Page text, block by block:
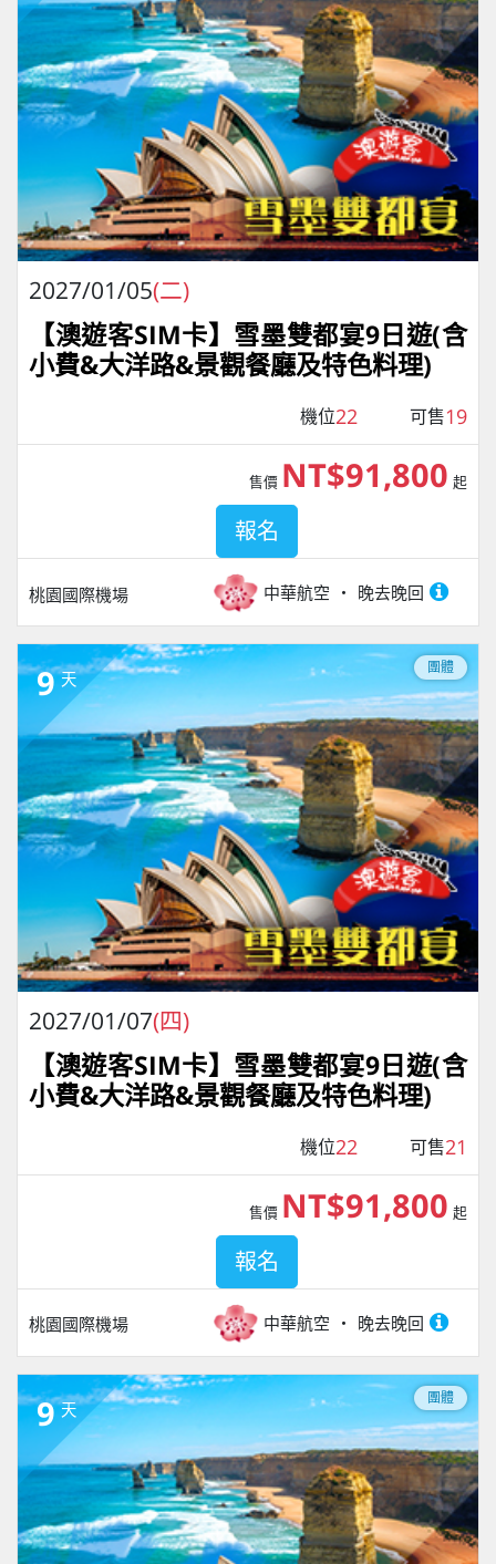
2027/01/05(二)
【澳遊客SIM卡】雪墨雙都宴9日遊(含
小費&大洋路&景觀餐廳及特色料理)
機位22 可售19
桃園國際機場 中華航空 晚去晚回
售價 NT$91,800 起
報名
9 天
團體
2027/01/07(四)
【澳遊客SIM卡】雪墨雙都宴9日遊(含
小費&大洋路&景觀餐廳及特色料理)
機位22 可售21
桃園國際機場 中華航空 晚去晚回
售價 NT$91,800 起
報名
9 天
團體